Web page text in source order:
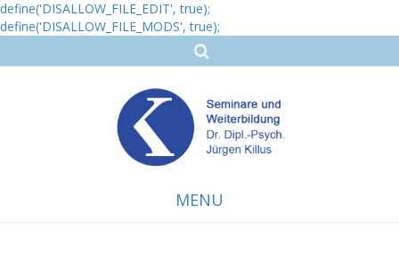
define('DISALLOW_FILE_EDIT', true);
define('DISALLOW_FILE_MODS', true);
MENU